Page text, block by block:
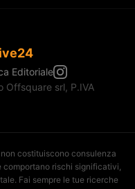
Editoriale
srl, P.IVA
costituiscono consulenza
rischi significativi,
Fai sempre le tue ricerche